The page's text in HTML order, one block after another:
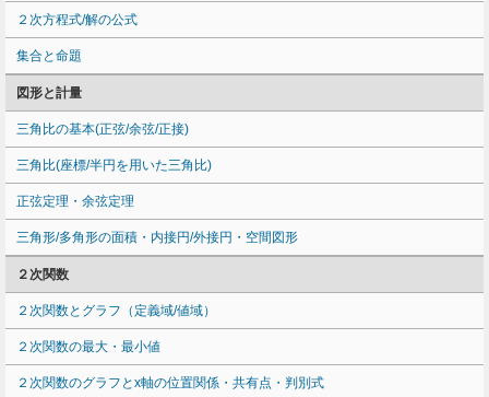
２次方程式/解の公式
集合と命題
図形と計量
三角比の基本(正弦/余弦/正接)
三角比(座標/半円を用いた三角比)
正弦定理・余弦定理
三角形/多角形の面積・内接円/外接円・空間図形
２次関数
２次関数とグラフ（定義域/値域）
２次関数の最大・最小値
２次関数のグラフとx軸の位置関係・共有点・判別式